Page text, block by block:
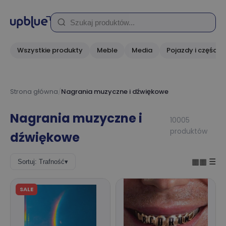
Wszystkie produkty Meble Media Pojazdy i części
Strona główna Nagrania muzyczne i dźwiękowe
Nagrania muzyczne i
dźwiękowe
10005
produktów
Sortuj: Trafność▾ ▦▦ ☰
SALE